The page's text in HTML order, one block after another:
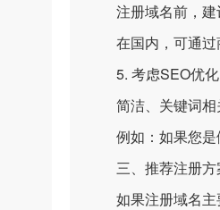
注册域名前，建
在国内，可通过
5. 考虑SEO优化
简洁、关键词相
例如：如果您是
三、推荐注册方
如果注册域名主